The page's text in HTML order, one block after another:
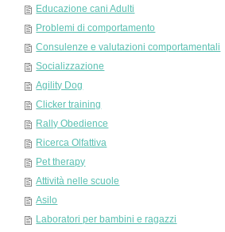
Educazione cani Adulti
Problemi di comportamento
Consulenze e valutazioni comportamentali
Socializzazione
Agility Dog
Clicker training
Rally Obedience
Ricerca Olfattiva
Pet therapy
Attività nelle scuole
Asilo
Laboratori per bambini e ragazzi